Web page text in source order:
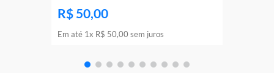
R$ 50,00
Em até 1x R$ 50,00 sem juros